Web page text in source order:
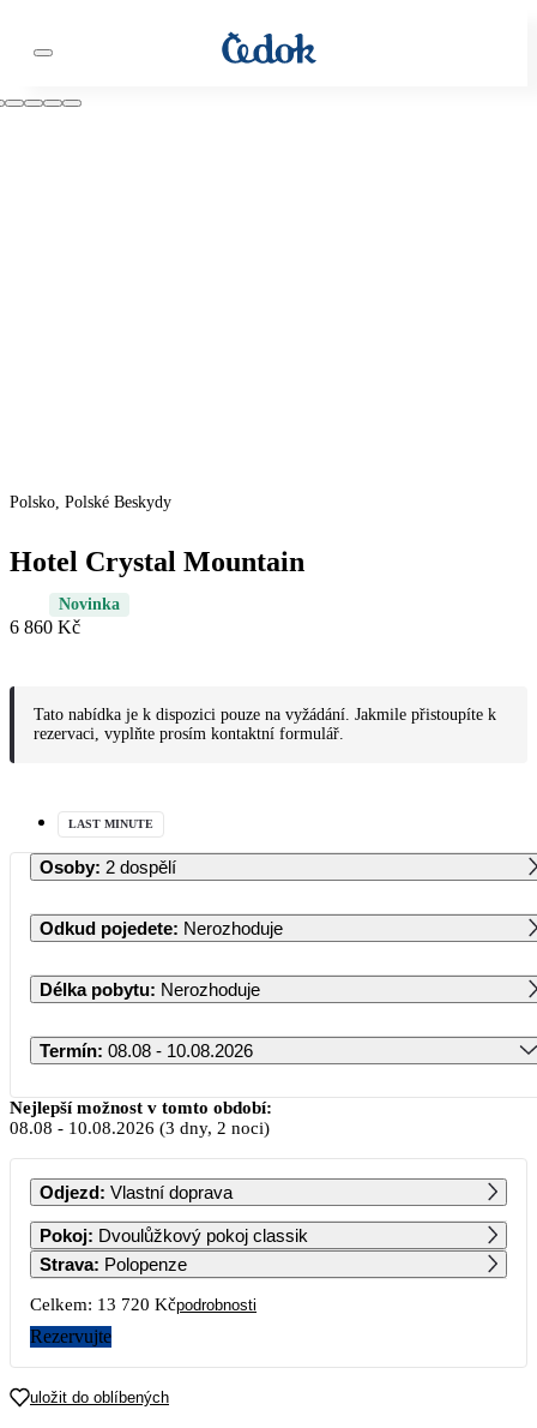
Polsko, Polské Beskydy
Hotel Crystal Mountain
Novinka
6 860 Kč
Tato nabídka je k dispozici pouze na vyžádání. Jakmile přistoupíte k
rezervaci, vyplňte prosím kontaktní formulář.
LAST MINUTE
Osoby: 2 dospělí
Odkud pojedete: Nerozhoduje
Délka pobytu: Nerozhoduje
Termín: 08.08 - 10.08.2026
Srpen 2026
PO ÚT ST ČT PÁ SO NE
1 2
3 4 5 6 7 8 9
6 860 6 860
17 18
Nejlepší možnost v tomto období:
08.08 - 10.08.2026 (3 dny, 2 noci)
Odjezd: Vlastní doprava
Pokoj: Dvoulůžkový pokoj classik
Strava: Polopenze
Celkem: 13 720 Kčpodrobnosti
Rezervujte
uložit do oblíbených